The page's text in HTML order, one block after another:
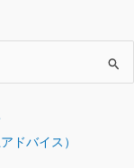
ドバイス）